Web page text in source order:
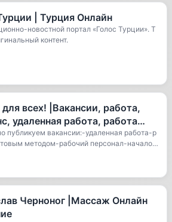
| Турция Онлайн
новостной портал «Голос Турции». Т
контент.
для всех! |Вакансии, работа,
удаленная работа, работа
публикуем вакансии:-удаленная работа-р
методом-рабочий персонал-начало к
Черноног |Массаж Онлайн